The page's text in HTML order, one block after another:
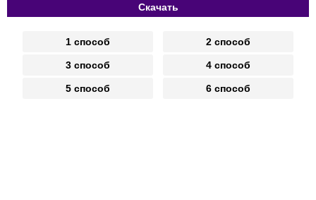
Скачать
1 способ 2 способ
3 способ 4 способ
5 способ 6 способ